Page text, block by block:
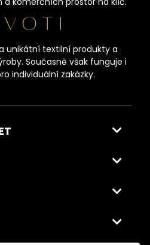
unikátní textilní produkty a
Současně však funguje i
individuální zakázky.